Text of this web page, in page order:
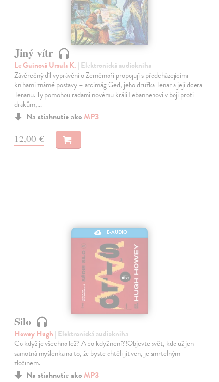
Jiný vítr
Le Guinová Ursula K. | Elektronická audiokniha
Závěrečný díl vyprávění o Zeměmoří propojují s předcházejícími
knihami známé postavy – arcimág Ged, jeho družka Tenar a její dcera
Tenanu. Ty pomohou radami novému králi Lebannenovi v boji proti
drakům,…
Na stiahnutie ako MP3
12,00 €
E-AUDIO
Silo
Howey Hugh | Elektronická audiokniha
Co když je všechno lež? A co když není?!Objevte svět, kde už jen
samotná myšlenka na to, že byste chtěli jít ven, je smrtelným
zločinem.
Na stiahnutie ako MP3